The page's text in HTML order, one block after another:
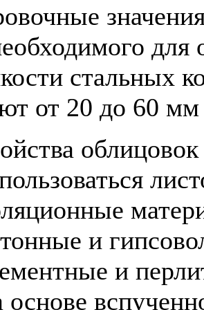
для
стальных
от 20 до 60
и
и